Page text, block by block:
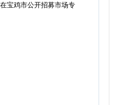
宝鸡市公开招募市场专